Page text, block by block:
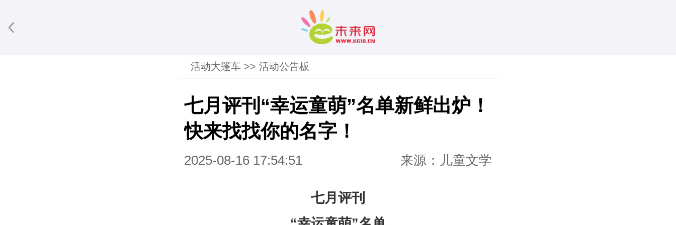
活动大篷车 >>活动公告板
七月评刊“幸运童萌”名单新鲜出炉！
快来找找你的名字！
2025-08-16 17:54:51 来源：儿童文学
七月评刊